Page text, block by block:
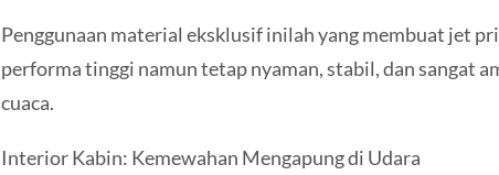
Penggunaan material eksklusif inilah yang membuat jet
performa tinggi namun tetap nyaman, stabil, dan sangat
cuaca.
Interior Kabin: Kemewahan Mengapung di Udara